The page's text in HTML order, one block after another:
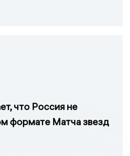
что Россия не
формате Матча звезд